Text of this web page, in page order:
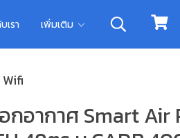
เรา เพิ่มเติม
กอากาศ Smart Air